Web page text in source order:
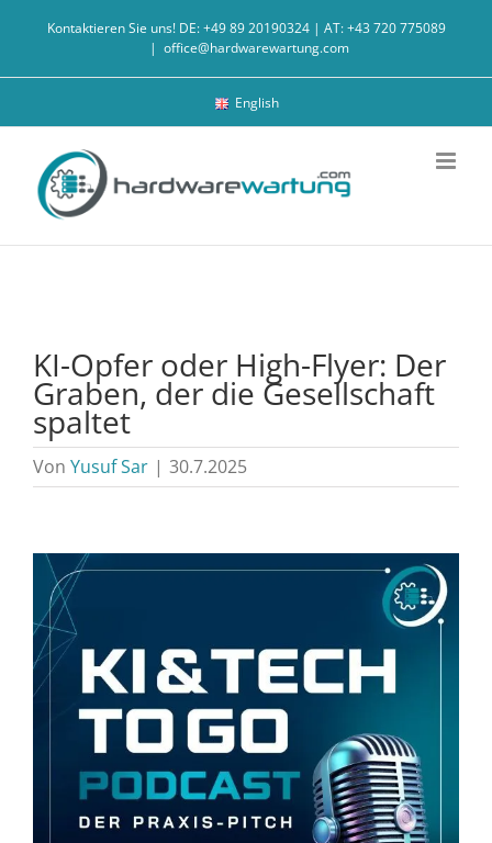
Kontaktieren Sie uns! DE: +49 89 20190324 | AT: +43 720 775089
| office@hardwarewartung.com
English
KI-Opfer oder High-Flyer: Der
Graben, der die Gesellschaft
spaltet
Von Yusuf Sar | 30.7.2025